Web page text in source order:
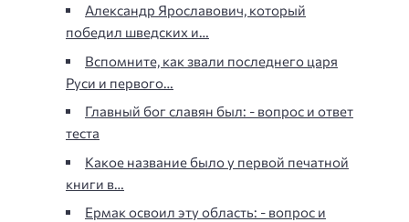
Александр Ярославович, который
победил шведских и…
Вспомните, как звали последнего царя
Руси и первого…
Главный бог славян был: - вопрос и ответ
теста
Какое название было у первой печатной
книги в…
Ермак освоил эту область: - вопрос и